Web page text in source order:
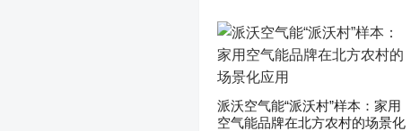
派沃空气能“派沃村”样本：家用
空气能品牌在北方农村的场景化